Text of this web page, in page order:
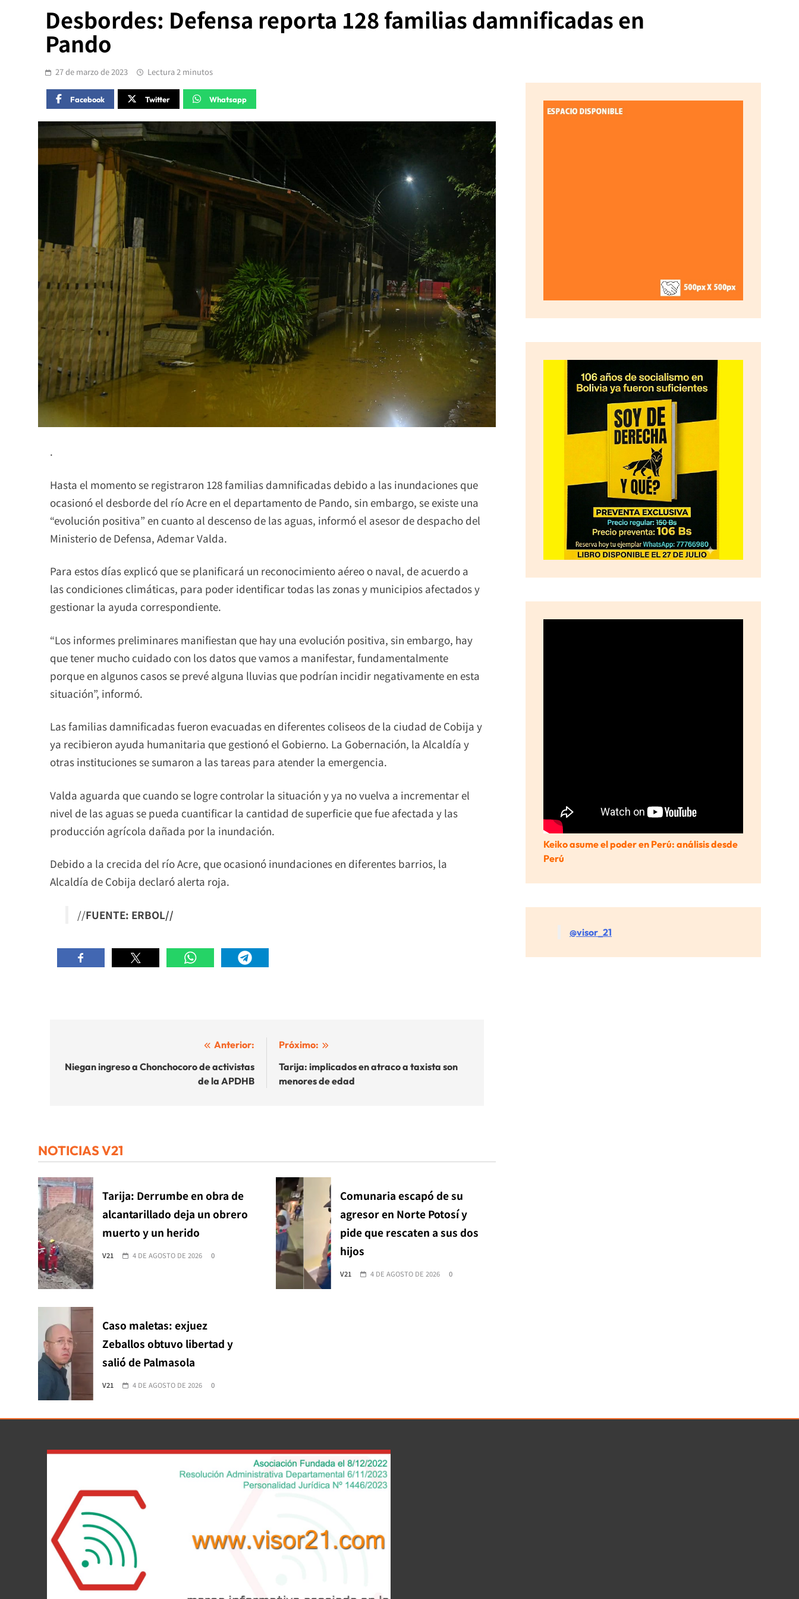
Desbordes: Defensa reporta 128 familias damnificadas en
Pando
27 de marzo de 2023 Lectura 2 minutos
Facebook Twitter Whatsapp
.
Hasta el momento se registraron 128 familias damnificadas debido a las inundaciones que
ocasionó el desborde del río Acre en el departamento de Pando, sin embargo, se existe una
“evolución positiva” en cuanto al descenso de las aguas, informó el asesor de despacho del
Ministerio de Defensa, Ademar Valda.
Para estos días explicó que se planificará un reconocimiento aéreo o naval, de acuerdo a
las condiciones climáticas, para poder identificar todas las zonas y municipios afectados y
gestionar la ayuda correspondiente.
“Los informes preliminares manifiestan que hay una evolución positiva, sin embargo, hay
que tener mucho cuidado con los datos que vamos a manifestar, fundamentalmente
porque en algunos casos se prevé alguna lluvias que podrían incidir negativamente en esta
situación”, informó.
Las familias damnificadas fueron evacuadas en diferentes coliseos de la ciudad de Cobija y
ya recibieron ayuda humanitaria que gestionó el Gobierno. La Gobernación, la Alcaldía y
otras instituciones se sumaron a las tareas para atender la emergencia.
Valda aguarda que cuando se logre controlar la situación y ya no vuelva a incrementar el
nivel de las aguas se pueda cuantificar la cantidad de superficie que fue afectada y las
producción agrícola dañada por la inundación.
Debido a la crecida del río Acre, que ocasionó inundaciones en diferentes barrios, la
Alcaldía de Cobija declaró alerta roja.
//FUENTE: ERBOL//
de
Anterior:
Niegan ingreso a Chonchocoro de activistas
de la APDHB
Próximo:
Tarija: implicados en atraco a taxista son
menores de edad
NOTICIAS V21
Tarija: Derrumbe en obra de
alcantarillado deja un obrero
muerto y un herido
V21 4 DE AGOSTO DE 2026 0
Comunaria escapó de su
agresor en Norte Potosí y
pide que rescaten a sus dos
hijos
V21 4 DE AGOSTO DE 2026 0
Caso maletas: exjuez
Zeballos obtuvo libertad y
salió de Palmasola
V21 4 DE AGOSTO DE 2026 0
Keiko asume el poder en Perú: análisis desde
Perú
@visor_21